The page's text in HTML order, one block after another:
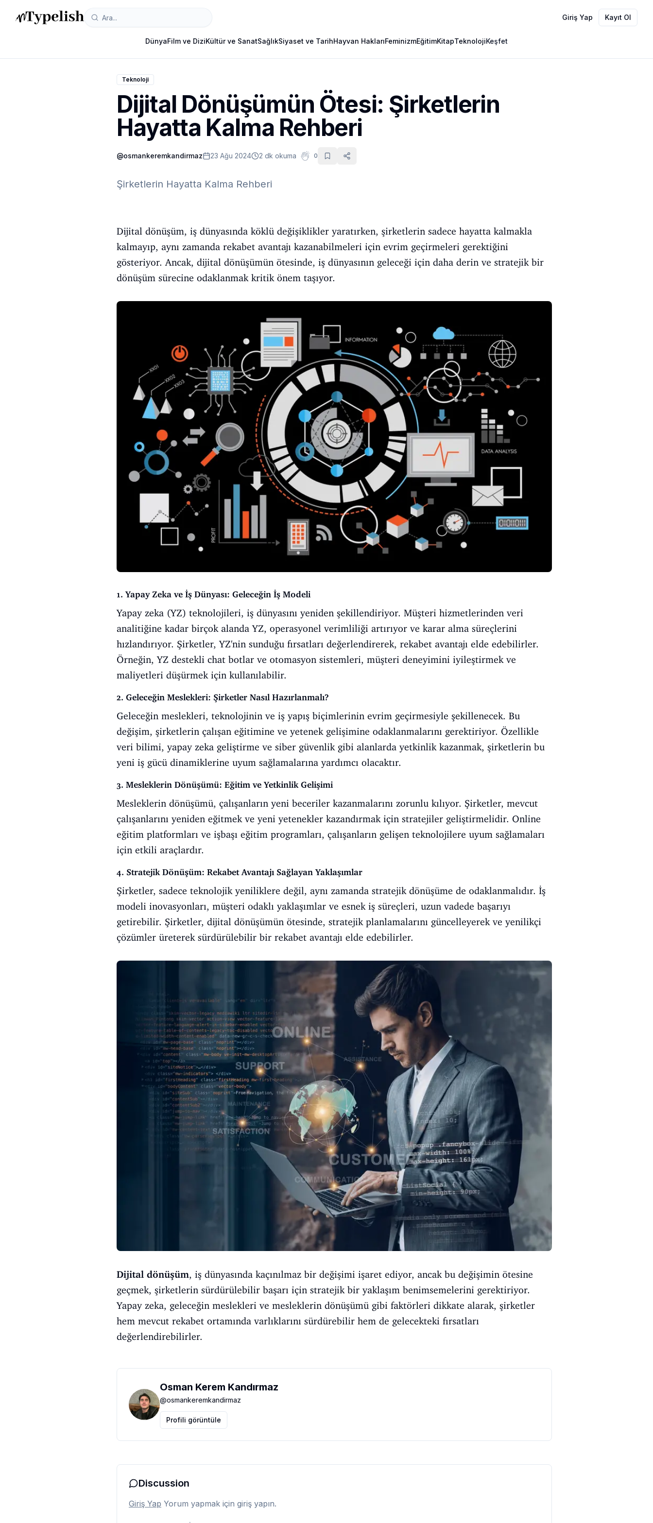
Giriş Yap Kayıt Ol
DünyaFilm ve DiziKültür ve SanatSağlıkSiyaset ve TarihHayvan HaklarıFeminizmEğitimKitapTeknolojiKeşfet
Teknoloji
Dijital Dönüşümün Ötesi: Şirketlerin
Hayatta Kalma Rehberi
@osmankeremkandirmaz 23 Ağu 2024 2 dk okuma 0
Şirketlerin Hayatta Kalma Rehberi
Dijital dönüşüm, iş dünyasında köklü değişiklikler yaratırken, şirketlerin sadece hayatta kalmakla
kalmayıp, aynı zamanda rekabet avantajı kazanabilmeleri için evrim geçirmeleri gerektiğini
gösteriyor. Ancak, dijital dönüşümün ötesinde, iş dünyasının geleceği için daha derin ve stratejik bir
dönüşüm sürecine odaklanmak kritik önem taşıyor.
1. Yapay Zeka ve İş Dünyası: Geleceğin İş Modeli
Yapay zeka (YZ) teknolojileri, iş dünyasını yeniden şekillendiriyor. Müşteri hizmetlerinden veri
analitiğine kadar birçok alanda YZ, operasyonel verimliliği artırıyor ve karar alma süreçlerini
hızlandırıyor. Şirketler, YZ'nin sunduğu fırsatları değerlendirerek, rekabet avantajı elde edebilirler.
Örneğin, YZ destekli chat botlar ve otomasyon sistemleri, müşteri deneyimini iyileştirmek ve
maliyetleri düşürmek için kullanılabilir.
2. Geleceğin Meslekleri: Şirketler Nasıl Hazırlanmalı?
Geleceğin meslekleri, teknolojinin ve iş yapış biçimlerinin evrim geçirmesiyle şekillenecek. Bu
değişim, şirketlerin çalışan eğitimine ve yetenek gelişimine odaklanmalarını gerektiriyor. Özellikle
veri bilimi, yapay zeka geliştirme ve siber güvenlik gibi alanlarda yetkinlik kazanmak, şirketlerin bu
yeni iş gücü dinamiklerine uyum sağlamalarına yardımcı olacaktır.
3. Mesleklerin Dönüşümü: Eğitim ve Yetkinlik Gelişimi
Mesleklerin dönüşümü, çalışanların yeni beceriler kazanmalarını zorunlu kılıyor. Şirketler, mevcut
çalışanlarını yeniden eğitmek ve yeni yetenekler kazandırmak için stratejiler geliştirmelidir. Online
eğitim platformları ve işbaşı eğitim programları, çalışanların gelişen teknolojilere uyum sağlamaları
için etkili araçlardır.
4. Stratejik Dönüşüm: Rekabet Avantajı Sağlayan Yaklaşımlar
Şirketler, sadece teknolojik yeniliklere değil, aynı zamanda stratejik dönüşüme de odaklanmalıdır. İş
modeli inovasyonları, müşteri odaklı yaklaşımlar ve esnek iş süreçleri, uzun vadede başarıyı
getirebilir. Şirketler, dijital dönüşümün ötesinde, stratejik planlamalarını güncelleyerek ve yenilikçi
çözümler üreterek sürdürülebilir bir rekabet avantajı elde edebilirler.
Dijital dönüşüm, iş dünyasında kaçınılmaz bir değişimi işaret ediyor, ancak bu değişimin ötesine
geçmek, şirketlerin sürdürülebilir başarı için stratejik bir yaklaşım benimsemelerini gerektiriyor.
Yapay zeka, geleceğin meslekleri ve mesleklerin dönüşümü gibi faktörleri dikkate alarak, şirketler
hem mevcut rekabet ortamında varlıklarını sürdürebilir hem de gelecekteki fırsatları
değerlendirebilirler.
Osman Kerem Kandırmaz
@osmankeremkandirmaz
Profili görüntüle
Discussion
Giriş Yap Yorum yapmak için giriş yapın.